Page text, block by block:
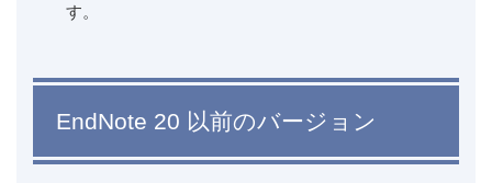
す。
EndNote 20 以前のバージョン